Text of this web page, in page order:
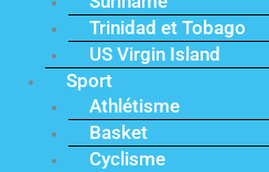
Trinidad et Tobago
US Virgin Island
Sport
Athlétisme
Basket
Cyclisme